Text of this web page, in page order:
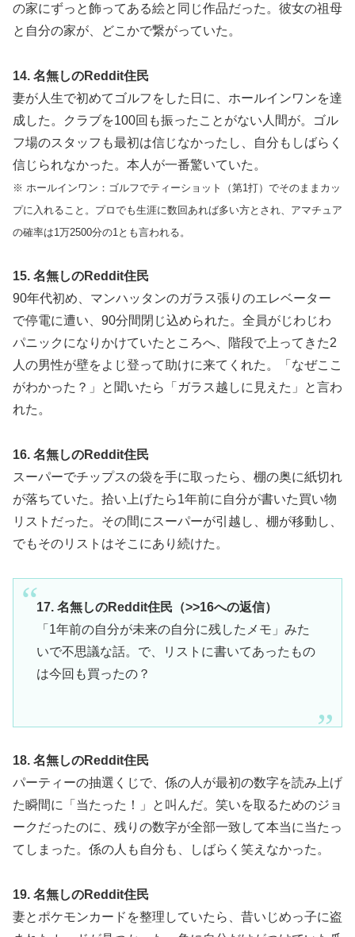
の家にずっと飾ってある絵と同じ作品だった。彼女の祖母
と自分の家が、どこかで繋がっていた。
14. 名無しのReddit住民
妻が人生で初めてゴルフをした日に、ホールインワンを達
成した。クラブを100回も振ったことがない人間が。ゴル
フ場のスタッフも最初は信じなかったし、自分もしばらく
信じられなかった。本人が一番驚いていた。
※ ホールインワン：ゴルフでティーショット（第1打）でそのままカッ
プに入れること。プロでも生涯に数回あれば多い方とされ、アマチュア
の確率は1万2500分の1とも言われる。
15. 名無しのReddit住民
90年代初め、マンハッタンのガラス張りのエレベーター
で停電に遭い、90分間閉じ込められた。全員がじわじわ
パニックになりかけていたところへ、階段で上ってきた2
人の男性が壁をよじ登って助けに来てくれた。「なぜここ
がわかった？」と聞いたら「ガラス越しに見えた」と言わ
れた。
16. 名無しのReddit住民
スーパーでチップスの袋を手に取ったら、棚の奥に紙切れ
が落ちていた。拾い上げたら1年前に自分が書いた買い物
リストだった。その間にスーパーが引越し、棚が移動し、
でもそのリストはそこにあり続けた。
17. 名無しのReddit住民（>>16への返信）
「1年前の自分が未来の自分に残したメモ」みた
いで不思議な話。で、リストに書いてあったもの
は今回も買ったの？
18. 名無しのReddit住民
パーティーの抽選くじで、係の人が最初の数字を読み上げ
た瞬間に「当たった！」と叫んだ。笑いを取るためのジョ
ークだったのに、残りの数字が全部一致して本当に当たっ
てしまった。係の人も自分も、しばらく笑えなかった。
19. 名無しのReddit住民
妻とポケモンカードを整理していたら、昔いじめっ子に盗